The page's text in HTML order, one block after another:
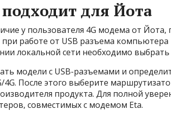
для Йота
у пользователя 4G модема от
работе от USB разъема компьютера
локальной сети необходимо выбрать
модели с USB-разъемами и
4G. После этого выберите
продукта. Для полной
совместимых с модемом Eta.